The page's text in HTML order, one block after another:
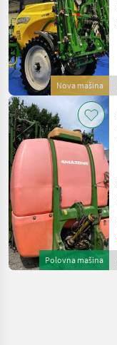
Nova mašina
Polovna mašina